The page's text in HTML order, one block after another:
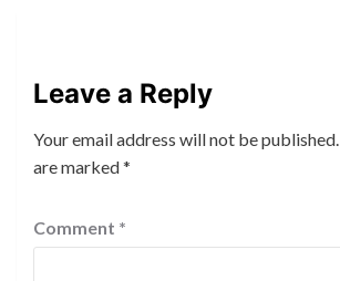
Leave a Reply
Your email address will not be published.
are marked*
Comment *